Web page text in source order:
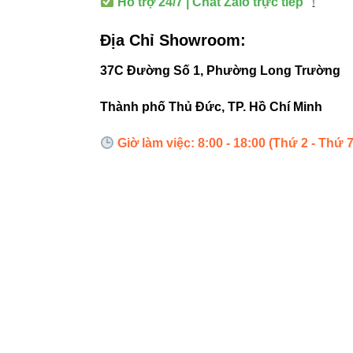
Địa Chỉ Showroom:
37C Đường Số 1, Phường Long Trường
Thành phố Thủ Đức, TP. Hồ Chí Minh
Giờ làm việc: 8:00 - 18:00 (Thứ 2 - Thứ